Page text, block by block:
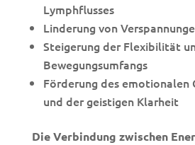
Lymphflusses
Linderung von
Steigerung der Flexibilität
Bewegungsumfangs
Förderung des emotionalen
und der geistigen Klarheit
Die Verbindung zwischen